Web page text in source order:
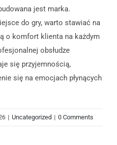
jest marka.
do gry, warto stawiać na
o komfort klienta na każdym
obsłudze
się przyjemnością,
się na emocjach płynących
| Uncategorized | 0 Comments